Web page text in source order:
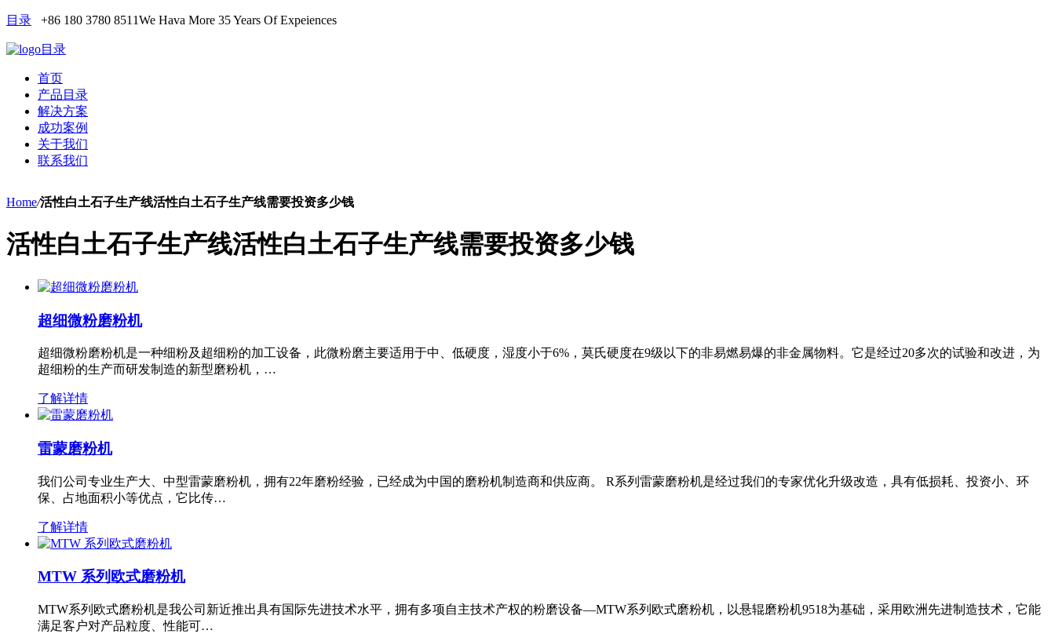
目录 +86 180 3780 8511We Hava More 35 Years Of Expeiences
目录
首页
产品目录
解决方案
成功案例
关于我们
联系我们
Home/活性白土石子生产线活性白土石子生产线需要投资多少钱
活性白土石子生产线活性白土石子生产线需要投资多少钱
超细微粉磨粉机
超细微粉磨粉机是一种细粉及超细粉的加工设备，此微粉磨主要适用于中、低硬度，湿度小于6%，莫氏硬度在9级以下的非易燃易爆的非金属物料。它是经过20多次的试验和改进，为
超细粉的生产而研发制造的新型磨粉机，…
了解详情
雷蒙磨粉机
我们公司专业生产大、中型雷蒙磨粉机，拥有22年磨粉经验，已经成为中国的磨粉机制造商和供应商。 R系列雷蒙磨粉机是经过我们的专家优化升级改造，具有低损耗、投资小、环
保、占地面积小等优点，它比传…
了解详情
MTW 系列欧式磨粉机
MTW系列欧式磨粉机是我公司新近推出具有国际先进技术水平，拥有多项自主技术产权的粉磨设备—MTW系列欧式磨粉机，以悬辊磨粉机9518为基础，采用欧洲先进制造技术，它能
满足客户对产品粒度、性能可…